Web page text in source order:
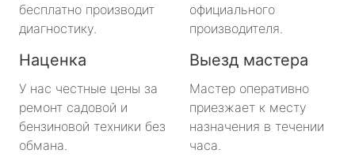
бесплатно производит
диагностику.
официального
производителя.
Наценка
У нас честные цены за
ремонт садовой и
бензиновой техники без
обмана.
Выезд мастера
Мастер оперативно
приезжает к месту
назначения в течении
часа.